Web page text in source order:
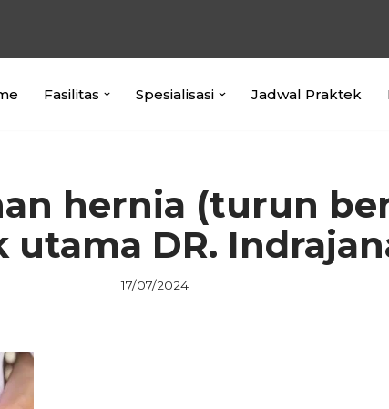
Fasilitas Spesialisasi Jadwal Praktek
hernia (turun
utama DR.
17/07/2024